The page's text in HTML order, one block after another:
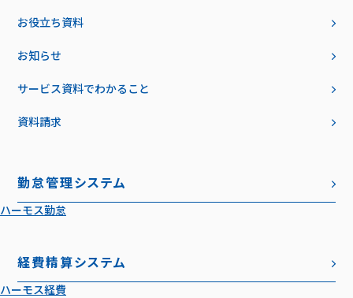
お役立ち資料
お知らせ
サービス資料でわかること
資料請求
勤怠管理システム
ハーモス勤怠
経費精算システム
ハーモス経費